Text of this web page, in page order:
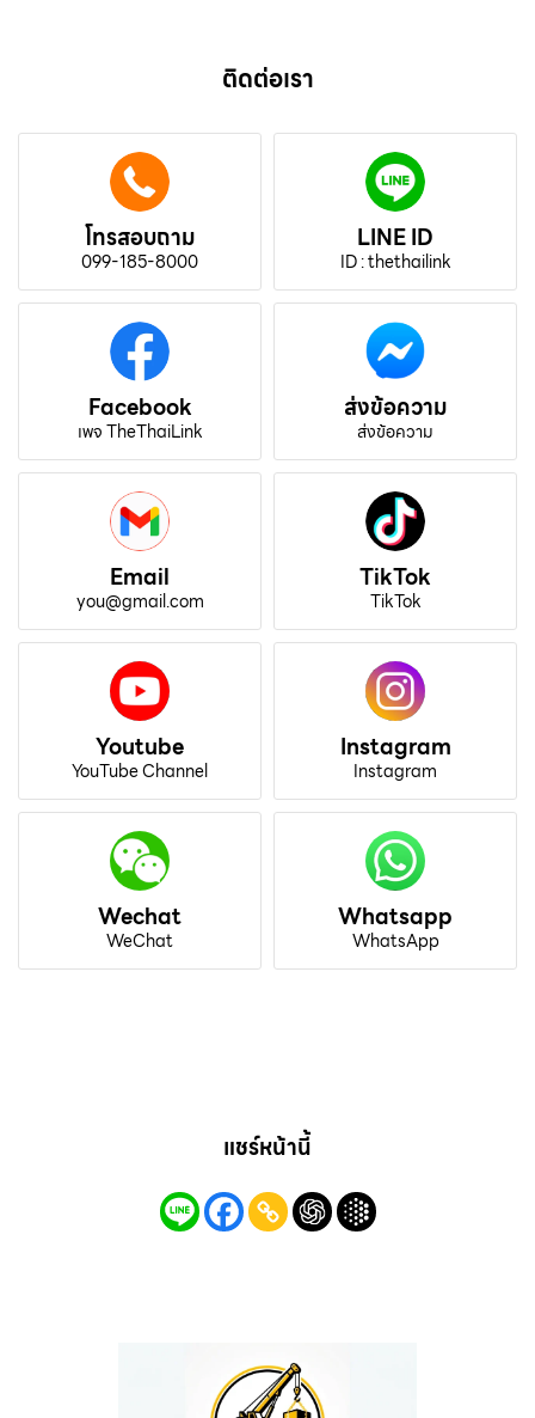
ติดต่อเรา
โทรสอบถาม
099-185-8000
LINE ID
ID : thethailink
Facebook
เพจ TheThaiLink
ส่งข้อความ
ส่งข้อความ
Email
you@gmail.com
TikTok
TikTok
Youtube
YouTube Channel
Instagram
Instagram
Wechat
WeChat
Whatsapp
WhatsApp
แชร์หน้านี้